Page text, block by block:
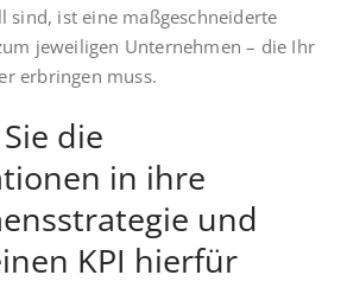
sind, ist eine maßgeschneiderte
jeweiligen Unternehmen – die Ihr
erbringen muss.
die
in ihre
und
KPI hierfür